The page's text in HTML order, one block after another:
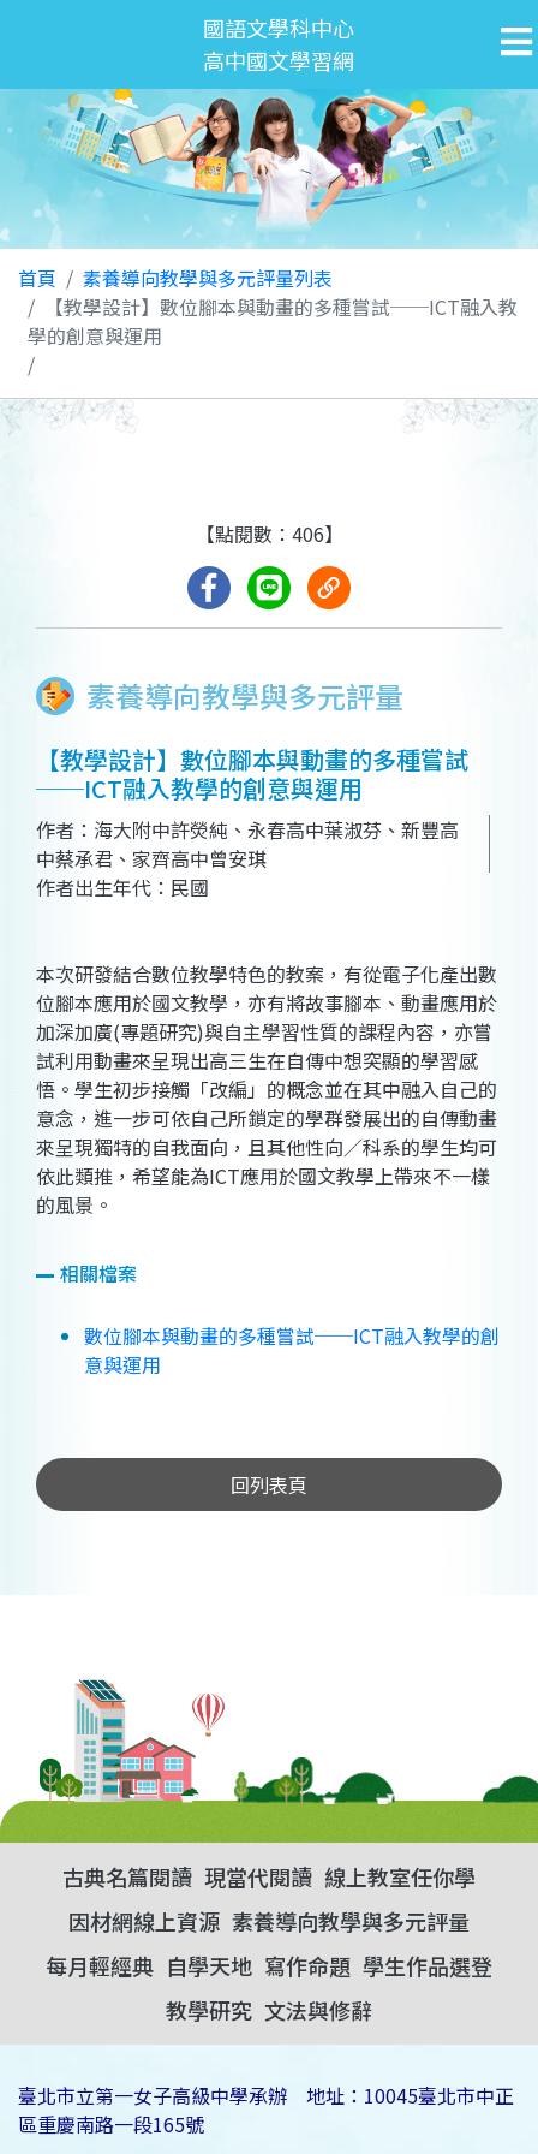
國語文學科中心
高中國文學習網
首頁
素養導向教學與多元評量列表
【教學設計】數位腳本與動畫的多種嘗試──ICT融入教
學的創意與運用
【點閱數：406】
素養導向教學與多元評量
【教學設計】數位腳本與動畫的多種嘗試
──ICT融入教學的創意與運用
作者：海大附中許熒純、永春高中葉淑芬、新豐高
中蔡承君、家齊高中曾安琪
作者出生年代：民國
本次研發結合數位教學特色的教案，有從電子化產出數
位腳本應用於國文教學，亦有將故事腳本、動畫應用於
加深加廣(專題研究)與自主學習性質的課程內容，亦嘗
試利用動畫來呈現出高三生在自傳中想突顯的學習感
悟。學生初步接觸「改編」的概念並在其中融入自己的
意念，進一步可依自己所鎖定的學群發展出的自傳動畫
來呈現獨特的自我面向，且其他性向／科系的學生均可
依此類推，希望能為ICT應用於國文教學上帶來不一樣
的風景。
相關檔案
數位腳本與動畫的多種嘗試──ICT融入教學的創
意與運用
回列表頁
古典名篇閱讀 現當代閱讀 線上教室任你學
因材網線上資源 素養導向教學與多元評量
每月輕經典 自學天地 寫作命題 學生作品選登
教學研究 文法與修辭
臺北市立第一女子高級中學承辦 地址：10045臺北市中正
區重慶南路一段165號